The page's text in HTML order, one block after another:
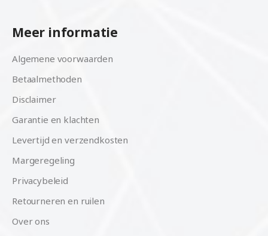
Meer informatie
Algemene voorwaarden
Betaalmethoden
Disclaimer
Garantie en klachten
Levertijd en verzendkosten
Margeregeling
Privacybeleid
Retourneren en ruilen
Over ons